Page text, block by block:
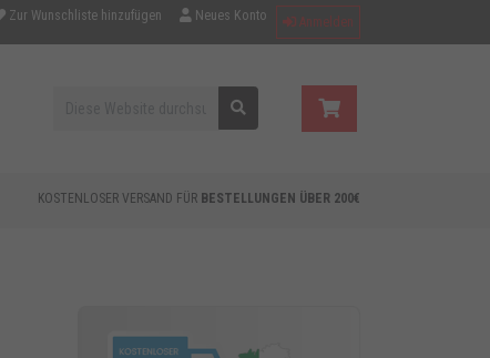
Zur Wunschliste hinzufügen Neues Konto Anmelden
KOSTENLOSER VERSAND FÜR BESTELLUNGEN ÜBER 200€